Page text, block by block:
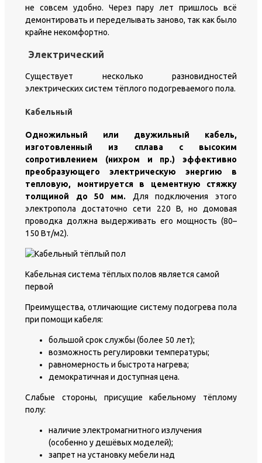
не совсем удобно. Через пару лет пришлось всё
демонтировать и переделывать заново, так как было
крайне некомфортно.
Электрический
Существует несколько разновидностей
электрических систем тёплого подогреваемого пола.
Кабельный
Одножильный или двужильный кабель,
изготовленный из сплава с высоким
сопротивлением (нихром и пр.) эффективно
преобразующего электрическую энергию в
тепловую, монтируется в цементную стяжку
толщиной до 50 мм. Для подключения этого
электропола достаточно сети 220 В, но домовая
проводка должна выдерживать его мощность (80–
150 Вт/м2).
Кабельная система тёплых полов является самой
первой
Преимущества, отличающие систему подогрева пола
при помощи кабеля:
большой срок службы (более 50 лет);
возможность регулировки температуры;
равномерность и быстрота нагрева;
демократичная и доступная цена.
Слабые стороны, присущие кабельному тёплому
полу:
наличие электромагнитного излучения
(особенно у дешёвых моделей);
запрет на установку мебели над